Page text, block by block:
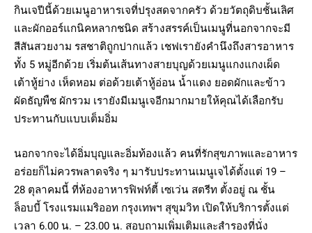
กินเจปีนี้ด้วยเมนูอาหารเจที่ปรุงสดจากครัว ด้วยวัตถุดิบชั้นเลิศ
และผักออร์แกนิคหลากชนิด สร้างสรรค์เป็นเมนูที่นอกจากจะมี
สีสันสวยงาม รสชาติถูกปากแล้ว เชฟเรายังคำนึงถึงสารอาหาร
ทั้ง 5 หมู่อีกด้วย เริ่มต้นเส้นทางสายบุญด้วยเมนูแกงแกงเผ็ด
เต้าหู้ย่าง เห็ดหอม ต่อด้วยเต้าหู้อ่อน น้ำแดง ยอดผักและข้าว
ผัดธัญพืช ผักรวม เรายังมีเมนูเจอีกมากมายให้คุณได้เลือกรับ
ประทานกับแบบเต็มอิ่ม
นอกจากจะได้อิ่มบุญและอิ่มท้องแล้ว คนที่รักสุขภาพและอาหาร
อร่อยก็ไม่ควรพลาดจริง ๆ มารับประทานเมนูเจได้ตั้งแต่ 19 –
28 ตุลาคมนี้ ที่ห้องอาหารฟิฟท์ตี้ เซเว่น สตรีท ตั้งอยู่ ณ ชั้น
ล็อบบี้ โรงแรมแมริออท กรุงเทพฯ สุขุมวิท เปิดให้บริการตั้งแต่
เวลา 6.00 น. – 23.00 น. สอบถามเพิ่มเติมและสำรองที่นั่ง